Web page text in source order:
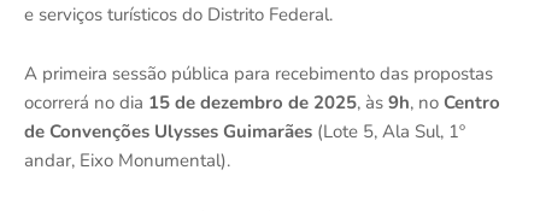
e serviços turísticos do Distrito Federal.
A primeira sessão pública para recebimento das propostas
ocorrerá no dia 15 de dezembro de 2025, às 9h, no Centro
de Convenções Ulysses Guimarães (Lote 5, Ala Sul, 1º
andar, Eixo Monumental).